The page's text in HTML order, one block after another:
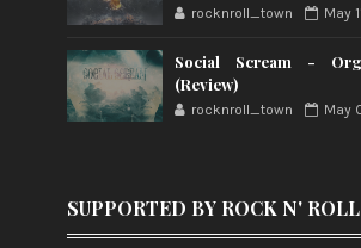
rocknroll_town May
Social Scream -
(Review)
rocknroll_town May
SUPPORTED BY ROCK N'